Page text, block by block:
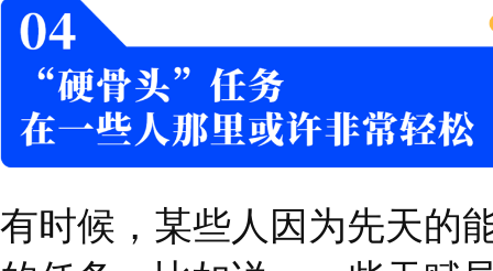
在管理学中我们或多或
者对一个议题进行投票
时，该方案或决策才会
学者莉兹曾表示：“才智